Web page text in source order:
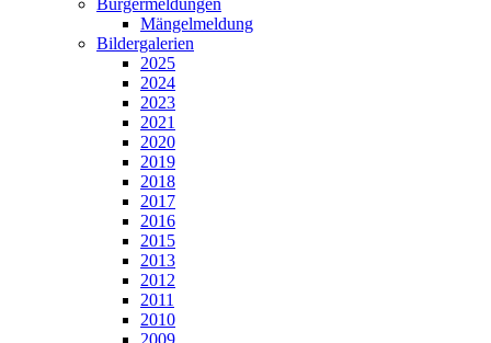
Bürgermeldungen
Mängelmeldung
Bildergalerien
2025
2024
2023
2021
2020
2019
2018
2017
2016
2015
2013
2012
2011
2010
2009